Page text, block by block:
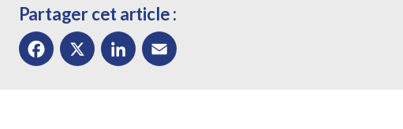
Partager cet article :